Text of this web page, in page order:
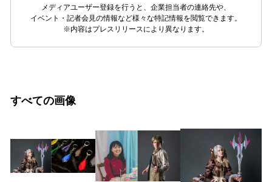
メディアユーザー登録を行うと、企業担当者の連絡先や、
イベント・記者会見の情報など様々な特記情報を閲覧できます。
※内容はプレスリリースにより異なります。
すべての画像